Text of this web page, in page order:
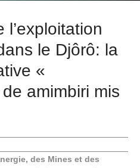
l’exploitation
le Djôrô: la
«
amimbiri mis
des Mines et des